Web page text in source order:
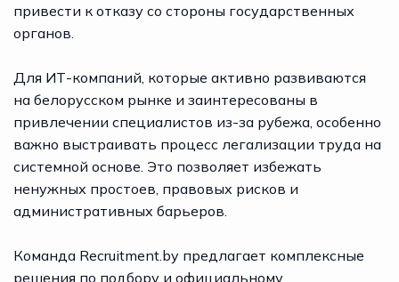
привести к отказу со стороны государственных
органов.
Для ИТ-компаний, которые активно развиваются
на белорусском рынке и заинтересованы в
привлечении специалистов из-за рубежа, особенно
важно выстраивать процесс легализации труда на
системной основе. Это позволяет избежать
ненужных простоев, правовых рисков и
административных барьеров.
Команда Recruitment.by предлагает комплексные
решения по подбору и официальному